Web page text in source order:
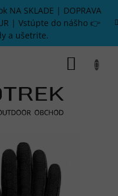
NA SKLADE | DOPRAVA
| Vstúpte do nášho 👉
a ušetrite.